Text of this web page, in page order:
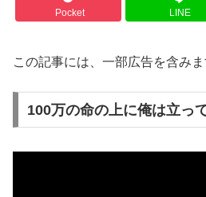
Pocket LINE
この記事には、一部広告を含みま
100万の命の上に俺は立っ